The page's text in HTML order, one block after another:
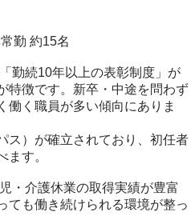
勤 約15名
勤続10年以上の表彰制度」が
特徴です。新卒・中途を問わず
働く職員が多い傾向にありま
ス）が確立されており、初任者
ます。
・介護休業の取得実績が豊富
ても働き続けられる環境が整っ